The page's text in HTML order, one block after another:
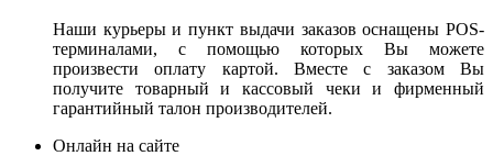
Наши курьеры и пункт выдачи заказов оснащены POS-
терминалами, с помощью которых Вы можете
произвести оплату картой. Вместе с заказом Вы
получите товарный и кассовый чеки и фирменный
гарантийный талон производителей.
Онлайн на сайте